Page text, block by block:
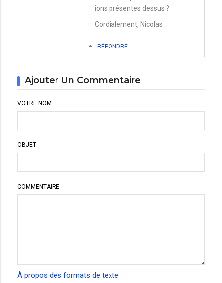
Christian
ions présentes dessus ?
Cordialement, Nicolas
RÉPONDRE
Ajouter Un Commentaire
VOTRE NOM
OBJET
COMMENTAIRE
À propos des formats de texte